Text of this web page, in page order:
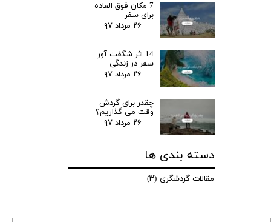
7 مکان فوق العاده
برای سفر
۲۶ مرداد ۹۷
14 اثر شگفت آور
سفر در زندگی
۲۶ مرداد ۹۷
چقدر برای گردش
وقت می گذاریم؟
۲۶ مرداد ۹۷
دسته بندی ها
مقالات گردشگری (۳)